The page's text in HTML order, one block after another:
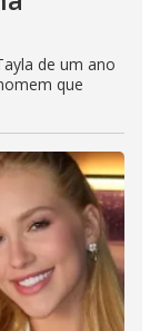
de um ano
que